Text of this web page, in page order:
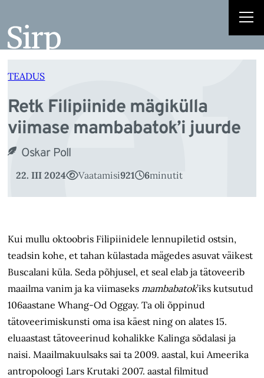
juurde
TEADUS
Retk Filipiinide mägikülla
viimase mambabatok’i juurde
Oskar Poll
22. III 2024 Vaatamisi921 6minutit
Kui mullu oktoobris Filipiinidele lennupiletid ostsin,
teadsin kohe, et tahan külastada mägedes asuvat väikest
Buscalani küla. Seda põhjusel, et seal elab ja tätoveerib
maailma vanim ja ka viimaseksmambabatok’iks kutsutud
106aastane Whang-Od Oggay. Ta oli õppinud
tätoveerimiskunsti oma isa käest ning on alates 15.
eluaastast tätoveerinud kohalikke Kalinga sõdalasi ja
naisi. Maailmakuulsaks sai ta 2009. aastal, kui Ameerika
antropoloogi Lars Krutaki 2007. aastal filmitud